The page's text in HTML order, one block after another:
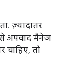
ज़्यादातर
अपवाद मैनेज
तो